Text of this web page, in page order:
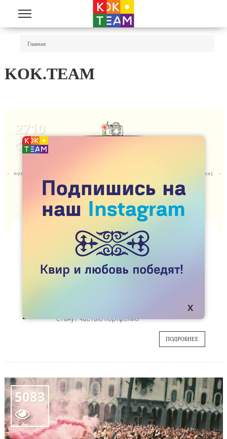
Перейти к основному содержанию
Главная
KOK.TEAM
2710

АЛМАТЫ. БЕСПЛАТНАЯ TFP ФОТОСЕССИЯ
ДЛЯ ЛГБТ-ПАР
14
фотосессию с условием, что эти фотографии
станут частью портфолио.
ПОДРОБНЕЕ
5083
